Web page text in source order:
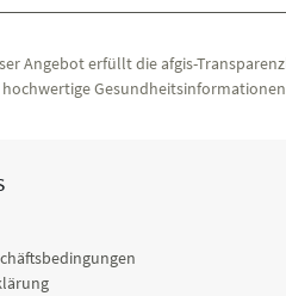
Angebot erfüllt die afgis-